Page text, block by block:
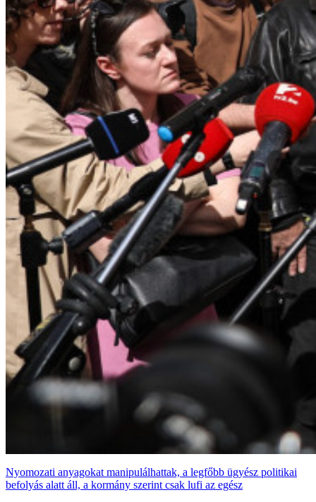
Nyomozati anyagokat manipulálhattak, a legfőbb ügyész politikai
befolyás alatt áll, a kormány szerint csak lufi az egész